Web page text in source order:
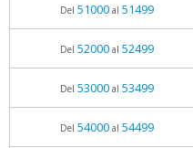
Del 51000al 51499
Del 52000al 52499
Del 53000al 53499
Del 54000al 54499